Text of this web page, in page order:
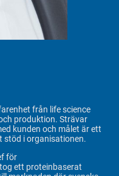
från life science
produktion. Strävar
kunden och målet är ett
stöd i organisationen.
för
ett proteinbaserat